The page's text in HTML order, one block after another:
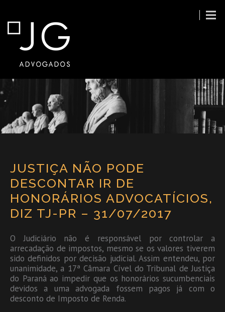
JUSTIÇA NÃO PODE
DESCONTAR IR DE
HONORÁRIOS ADVOCATÍCIOS,
DIZ TJ-PR – 31/07/2017
O Judiciário não é responsável por controlar a
arrecadação de impostos, mesmo se os valores tiverem
sido definidos por decisão judicial. Assim entendeu, por
unanimidade, a 17ª Câmara Cível do Tribunal de Justiça
do Paraná ao impedir que os honorários sucumbenciais
devidos a uma advogada fossem pagos já com o
desconto de Imposto de Renda.